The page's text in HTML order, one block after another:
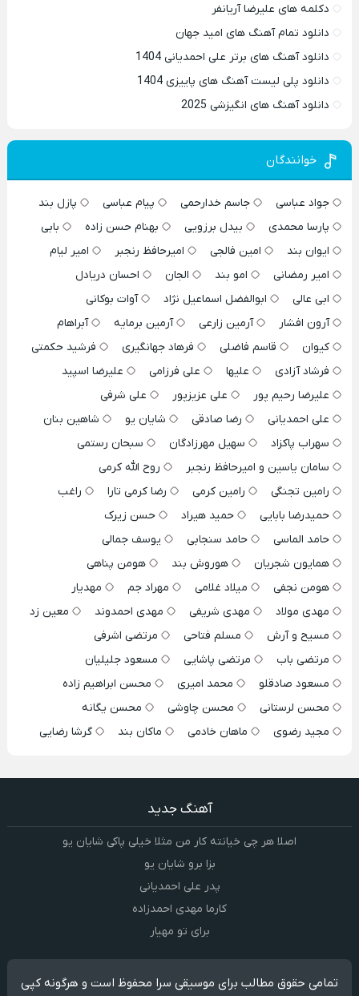
دکلمه های علیرضا آریانفر
دانلود تمام آهنگ های امید جهان
دانلود آهنگ های برتر علی احمدیانی 1404
دانلود پلی لیست آهنگ های پاییزی 1404
دانلود آهنگ های انگیزشی 2025
خوانندگان
جواد عباسی جاسم خدارحمی پیام عباسی
پازل بند
پارسا محمدی
بیدل برزویی بهنام حسن زاده
بابی
ایوان بند
امین فالجی امیرحافظ رنجبر
امیر لیام
امیر رمضانی
امو بند الجان
احسان دریادل
ابی عالی
ابوالفضل اسماعیل نژاد
آوات بوکانی
آرون افشار
آرمین زارعی آرمین برمایه
آبراهام
کیوان
قاسم فاضلی فرهاد جهانگیری
فرشید حکمتی
فرشاد آزادی
علیها علی فرزامی
علیرضا اسپید
علیرضا رحیم پور
علی عزیزپور
علی شرفی
علی احمدیانی
رضا صادقی شایان یو
شاهین بنان
سهراب پاکزاد
سهیل مهرزادگان
سبحان رستمی
سامان یاسین و امیرحافظ رنجبر
روح الله کرمی
رامین تجنگی
رامین کرمی رضا کرمی تارا
راغب
حمیدرضا بابایی
حمید هیراد
حسن زیرک
حامد الماسی
حامد سنجابی
یوسف جمالی
همایون شجریان
هوروش بند
هومن پناهی
هومن نجفی
میلاد غلامی مهراد جم
مهدیار
مهدی مولاد
مهدی شریفی مهدی احمدوند
معین زد
مسیح و آرش
مسلم فتاحی
مرتضی اشرفی
مرتضی باب
مرتضی پاشایی
مسعود جلیلیان
مسعود صادقلو
محمد امیری
محسن ابراهیم زاده
محسن لرستانی
محسن چاوشی
محسن یگانه
مجید رضوی
ماهان خادمی ماکان بند گرشا رضایی
آهنگ جدید
اصلا هر چی خیانته کار من مثلا خیلی پاکی شایان یو
بزا برو شایان یو
پدر علی احمدیانی
کارما مهدی احمدزاده
برای تو مهیار
تمامی حقوق مطالب برای موسیقی سرا محفوظ است و هرگونه کپی